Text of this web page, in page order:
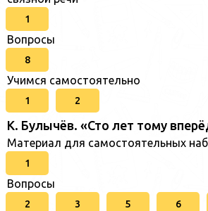
1
Вопросы
8
Учимся самостоятельно
1 2
К. Булычёв. «Сто лет тому
Материал для самостоятельных
1
Вопросы
2 3 5 6